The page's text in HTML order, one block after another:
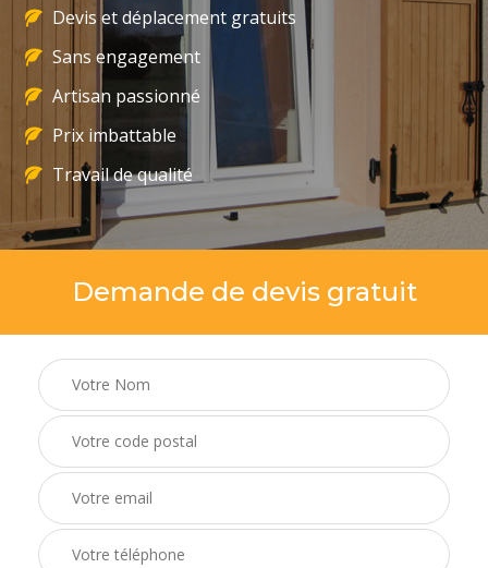
Devis et déplacement gratuits
Sans engagement
Artisan passionné
Prix imbattable
Travail de qualité
Demande de devis gratuit